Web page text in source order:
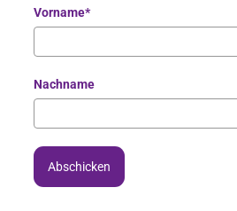
Vorname*
Nachname
Abschicken